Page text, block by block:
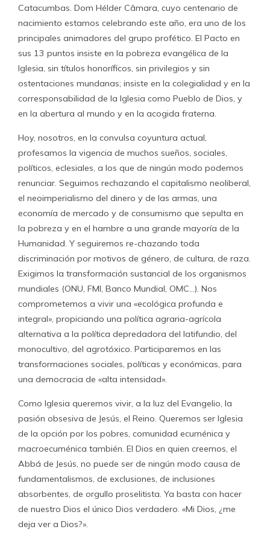
Catacumbas. Dom Hélder Câmara, cuyo centenario de
nacimiento estamos celebrando este año, era uno de los
principales animadores del grupo profético. El Pacto en
sus 13 puntos insiste en la pobreza evangélica de la
Iglesia, sin títulos honoríficos, sin privilegios y sin
ostentaciones mundanas; insiste en la colegialidad y en la
corresponsabilidad de la Iglesia como Pueblo de Dios, y
en la abertura al mundo y en la acogida fraterna.
Hoy, nosotros, en la convulsa coyuntura actual,
profesamos la vigencia de muchos sueños, sociales,
políticos, eclesiales, a los que de ningún modo podemos
renunciar. Seguimos rechazando el capitalismo neoliberal,
el neoimperialismo del dinero y de las armas, una
economía de mercado y de consumismo que sepulta en
la pobreza y en el hambre a una grande mayoría de la
Humanidad. Y seguiremos re-chazando toda
discriminación por motivos de género, de cultura, de raza.
Exigimos la transformación sustancial de los organismos
mundiales (ONU, FMI, Banco Mundial, OMC…). Nos
comprometemos a vivir una «ecológica profunda e
integral», propiciando una política agraria-agrícola
alternativa a la política depredadora del latifundio, del
monocultivo, del agrotóxico. Participaremos en las
transformaciones sociales, políticas y económicas, para
una democracia de «alta intensidad».
Como Iglesia queremos vivir, a la luz del Evangelio, la
pasión obsesiva de Jesús, el Reino. Queremos ser Iglesia
de la opción por los pobres, comunidad ecuménica y
macroecuménica también. El Dios en quien creemos, el
Abbá de Jesús, no puede ser de ningún modo causa de
fundamentalismos, de exclusiones, de inclusiones
absorbentes, de orgullo proselitista. Ya basta con hacer
de nuestro Dios el único Dios verdadero. «Mi Dios, ¿me
deja ver a Dios?».